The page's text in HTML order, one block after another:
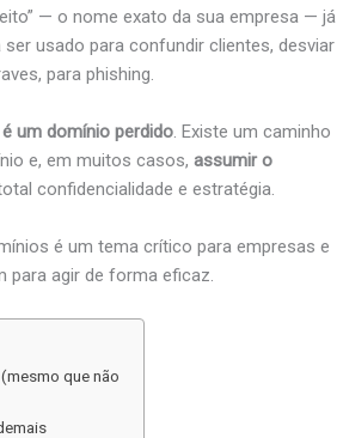
— o nome exato da sua empresa — já
usado para confundir clientes, desviar
para phishing.
um domínio perdido. Existe um caminho
e, em muitos casos,assumir o
confidencialidade e estratégia.
é um tema crítico para empresas e
para agir de forma eficaz.
que não